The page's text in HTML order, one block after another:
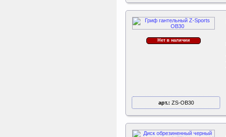
Нет в наличии
арт.: ZS-OB30